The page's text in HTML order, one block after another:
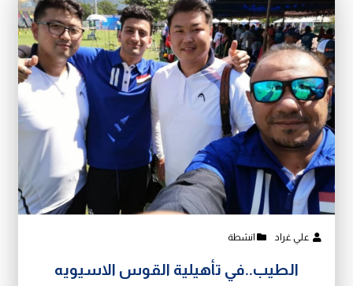
علي غراد انشطة
الطيب..في تأهيلية القوس الاسيويه